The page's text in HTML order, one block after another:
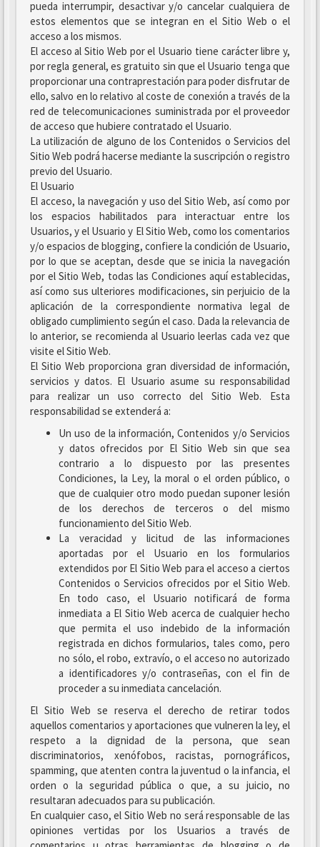
pueda interrumpir, desactivar y/o cancelar cualquiera de
estos elementos que se integran en el Sitio Web o el
acceso a los mismos.
El acceso al Sitio Web por el Usuario tiene carácter libre y,
por regla general, es gratuito sin que el Usuario tenga que
proporcionar una contraprestación para poder disfrutar de
ello, salvo en lo relativo al coste de conexión a través de la
red de telecomunicaciones suministrada por el proveedor
de acceso que hubiere contratado el Usuario.
La utilización de alguno de los Contenidos o Servicios del
Sitio Web podrá hacerse mediante la suscripción o registro
previo del Usuario.
El Usuario
El acceso, la navegación y uso del Sitio Web, así como por
los espacios habilitados para interactuar entre los
Usuarios, y el Usuario y El Sitio Web, como los comentarios
y/o espacios de blogging, confiere la condición de Usuario,
por lo que se aceptan, desde que se inicia la navegación
por el Sitio Web, todas las Condiciones aquí establecidas,
así como sus ulteriores modificaciones, sin perjuicio de la
aplicación de la correspondiente normativa legal de
obligado cumplimiento según el caso. Dada la relevancia de
lo anterior, se recomienda al Usuario leerlas cada vez que
visite el Sitio Web.
El Sitio Web proporciona gran diversidad de información,
servicios y datos. El Usuario asume su responsabilidad
para realizar un uso correcto del Sitio Web. Esta
responsabilidad se extenderá a:
Un uso de la información, Contenidos y/o Servicios
y datos ofrecidos por El Sitio Web sin que sea
contrario a lo dispuesto por las presentes
Condiciones, la Ley, la moral o el orden público, o
que de cualquier otro modo puedan suponer lesión
de los derechos de terceros o del mismo
funcionamiento del Sitio Web.
La veracidad y licitud de las informaciones
aportadas por el Usuario en los formularios
extendidos por El Sitio Web para el acceso a ciertos
Contenidos o Servicios ofrecidos por el Sitio Web.
En todo caso, el Usuario notificará de forma
inmediata a El Sitio Web acerca de cualquier hecho
que permita el uso indebido de la información
registrada en dichos formularios, tales como, pero
no sólo, el robo, extravío, o el acceso no autorizado
a identificadores y/o contraseñas, con el fin de
proceder a su inmediata cancelación.
El Sitio Web se reserva el derecho de retirar todos
aquellos comentarios y aportaciones que vulneren la ley, el
respeto a la dignidad de la persona, que sean
discriminatorios, xenófobos, racistas, pornográficos,
spamming, que atenten contra la juventud o la infancia, el
orden o la seguridad pública o que, a su juicio, no
resultaran adecuados para su publicación.
En cualquier caso, el Sitio Web no será responsable de las
opiniones vertidas por los Usuarios a través de